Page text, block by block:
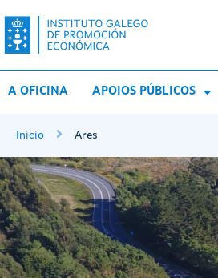
A OFICINA APOIOS PÚBLICOS
Inicio Ares